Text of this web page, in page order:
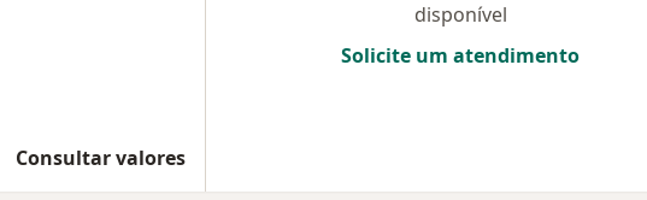
Consultar valores
disponível
Solicite um atendimento